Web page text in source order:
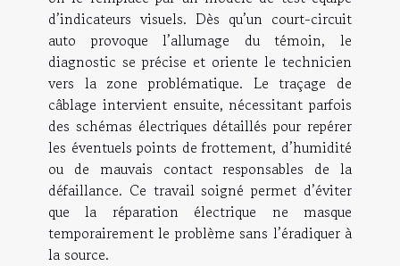
d’indicateurs visuels. Dès qu’un court-circuit
auto provoque l’allumage du témoin, le
diagnostic se précise et oriente le technicien
vers la zone problématique. Le traçage de
câblage intervient ensuite, nécessitant parfois
des schémas électriques détaillés pour repérer
les éventuels points de frottement, d’humidité
ou de mauvais contact responsables de la
défaillance. Ce travail soigné permet d’éviter
que la réparation électrique ne masque
temporairement le problème sans l’éradiquer à
la source.